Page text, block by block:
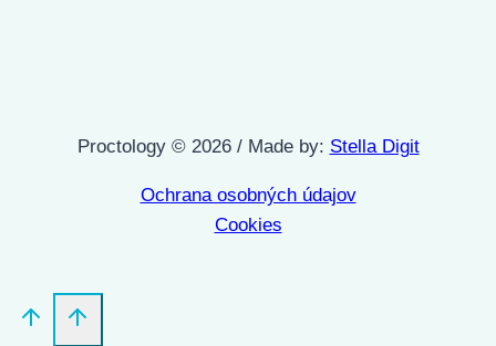
Proctology © 2026 / Made by: Stella Digit
Ochrana osobných údajov
Cookies